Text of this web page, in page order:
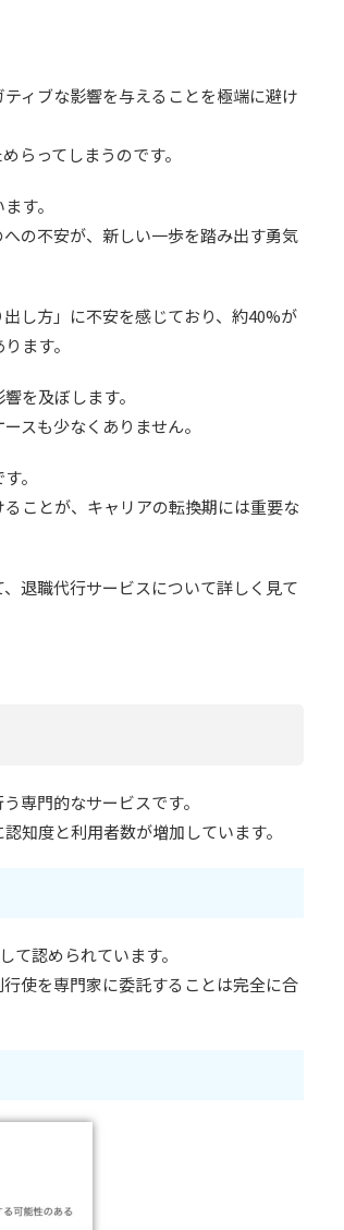
ィブな影響を与えることを極端に避け
らってしまうのです。
す。
の不安が、新しい一歩を踏み出す勇気
し方」に不安を感じており、約40%が
ます。
を及ぼします。
スも少なくありません。
。
ことが、キャリアの転換期には重要な
退職代行サービスについて詳しく見て
専門的なサービスです。
知度と利用者数が増加しています。
認められています。
使を専門家に委託することは完全に合